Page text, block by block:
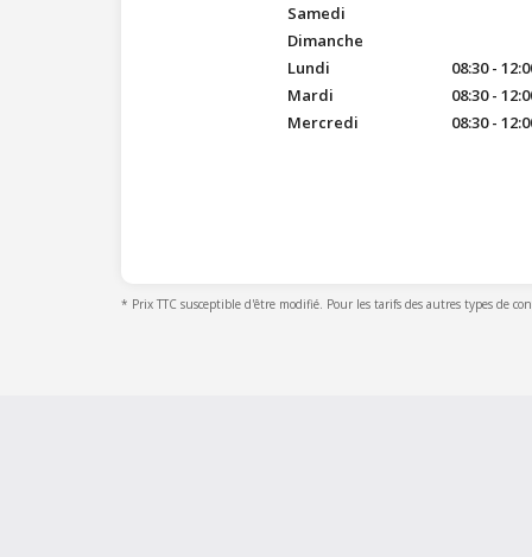
Samedi
Dimanche
Lundi
08:30 -
Mardi
08:30 -
Mercredi
08:30 -
* Prix TTC susceptible d'être modifié. Pour les tarifs des autres types de